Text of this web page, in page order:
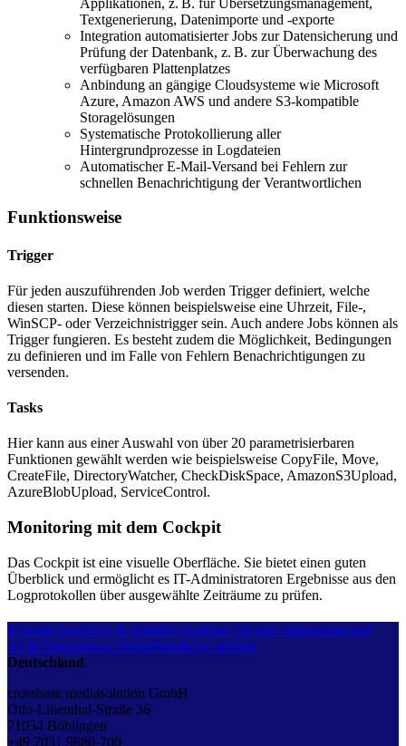
Textgenerierung, Datenimporte und -exporte
Integration automatisierter Jobs zur Datensicherung und
Prüfung der Datenbank, z. B. zur Überwachung des
verfügbaren Plattenplatzes
Anbindung an gängige Cloudsysteme wie Microsoft
Azure, Amazon AWS und andere S3-kompatible
Storagelösungen
Systematische Protokollierung aller
Hintergrundprozesse in Logdateien
Automatischer E-Mail-Versand bei Fehlern zur
schnellen Benachrichtigung der Verantwortlichen
Funktionsweise
Trigger
Für jeden auszuführenden Job werden Trigger definiert, welche
diesen starten. Diese können beispielsweise eine Uhrzeit, File-,
WinSCP- oder Verzeichnistrigger sein. Auch andere Jobs können als
Trigger fungieren. Es besteht zudem die Möglichkeit, Bedingungen
zu definieren und im Falle von Fehlern Benachrichtigungen zu
versenden.
Tasks
Hier kann aus einer Auswahl von über 20 parametrisierbaren
Funktionen gewählt werden wie beispielsweise CopyFile, Move,
CreateFile, DirectoryWatcher, CheckDiskSpace, AmazonS3Upload,
AzureBlobUpload, ServiceControl.
Monitoring mit dem Cockpit
Das Cockpit ist eine visuelle Oberfläche. Sie bietet einen guten
Überblick und ermöglicht es IT-Administratoren Ergebnisse aus den
Logprotokollen über ausgewählte Zeiträume zu prüfen.
Kontakt Standorte & Anfahrt crossbase for kids Impressum und
AGB Datenschutz Sicherheitslücke melden
Deutschland
crossbase mediasolution GmbH
Otto-Lilienthal-Straße 36
71034 Böblingen
+49 7031 9880-700